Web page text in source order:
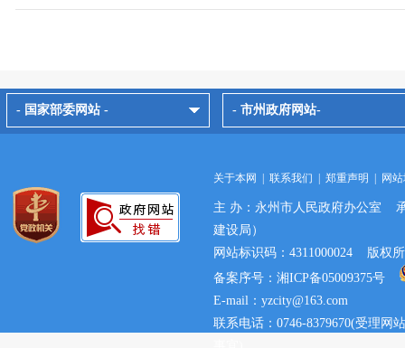
- 国家部委网站 - - 市州政府网站-
关于本网 联系我们 郑重声明 网
主 办：永州市人民政府办公室
建设局）
网站标识码：4311000024 版权
备案序号：湘ICP备05009375号
E-mail：yzcity@163.com
联系电话：0746-8379670(受理网